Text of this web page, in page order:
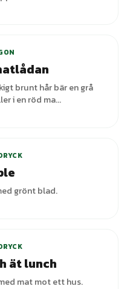
brunt hår bär en grå
i en röd ma...
grönt blad.
ät lunch
mat mot ett hus.